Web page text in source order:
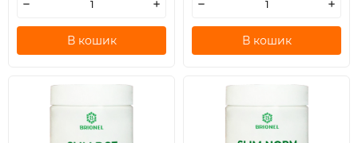
В кошик В кошик